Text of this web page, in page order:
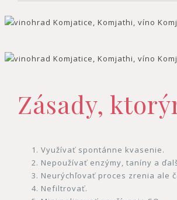
Zásady,
Využívať spontánne kvasenie.
Nepoužívať enzýmy, taníny a
Neurýchľovať proces zrenia ale
Nefiltrovať.